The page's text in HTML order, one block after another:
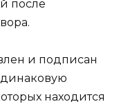
после
и подписан
находится